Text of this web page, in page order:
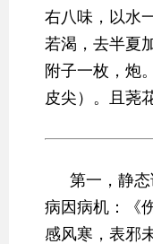
右八味，以水
若渴，去半夏
附子一枚，炮
皮尖）。且荛
第一，静
病因病机：《
感风寒，表邪